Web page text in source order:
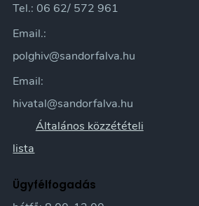
Tel.: 06 62/ 572 961
Email.:
polghiv@sandorfalva.hu
Email:
hivatal@sandorfalva.hu
Általános közzétételi
lista
Ügyfélfogadás